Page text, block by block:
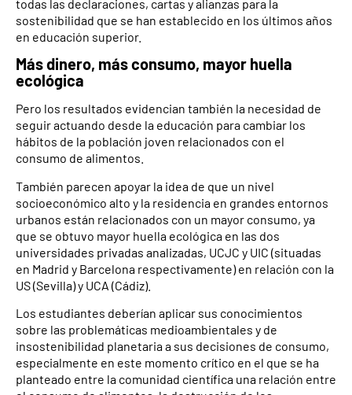
todas las declaraciones, cartas y alianzas para la
sostenibilidad que se han establecido en los últimos años
en educación superior.
Más dinero, más consumo, mayor huella
ecológica
Pero los resultados evidencian también la necesidad de
seguir actuando desde la educación para cambiar los
hábitos de la población joven relacionados con el
consumo de alimentos.
También parecen apoyar la idea de que un nivel
socioeconómico alto y la residencia en grandes entornos
urbanos están relacionados con un mayor consumo, ya
que se obtuvo mayor huella ecológica en las dos
universidades privadas analizadas, UCJC y UIC (situadas
en Madrid y Barcelona respectivamente) en relación con la
US (Sevilla) y UCA (Cádiz).
Los estudiantes deberían aplicar sus conocimientos
sobre las problemáticas medioambientales y de
insostenibilidad planetaria a sus decisiones de consumo,
especialmente en este momento crítico en el que se ha
planteado entre la comunidad científica una relación entre